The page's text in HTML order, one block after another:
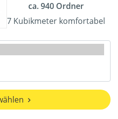
ca. 940 Ordner
7 Kubikmeter komfortabel